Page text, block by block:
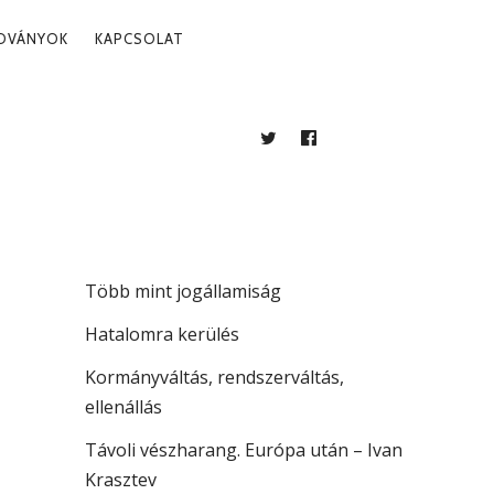
KAPCSOLAT
TWITTERFACEBOOK
Több mint jogállamiság
Hatalomra kerülés
Kormányváltás, rendszerváltás,
ellenállás
Távoli vészharang. Európa után – Ivan
Krasztev